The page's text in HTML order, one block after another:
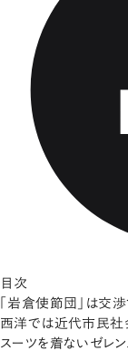
目次
「岩倉使節団」は交
西洋では近代市民社
スーツを着ないゼレ